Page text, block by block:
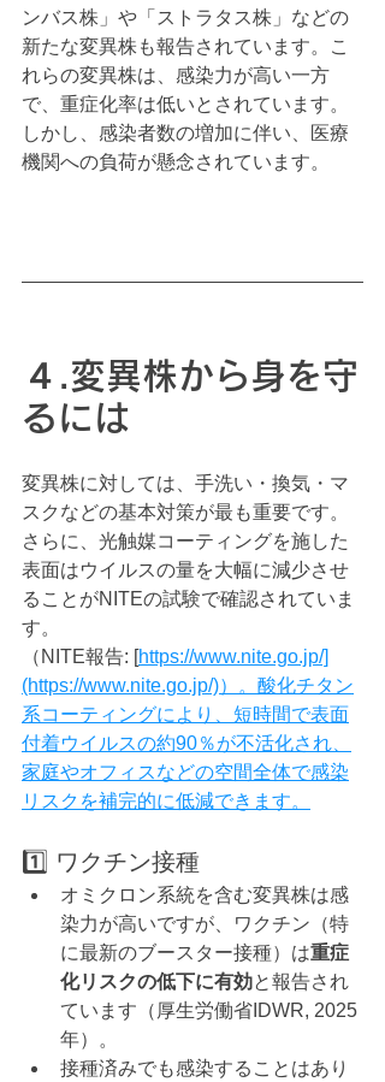
ンバス株」や「ストラタス株」などの
新たな変異株も報告されています。こ
れらの変異株は、感染力が高い一方
で、重症化率は低いとされています。
しかし、感染者数の増加に伴い、医療
機関への負荷が懸念されています。
４.変異株から身を守
るには
変異株に対しては、手洗い・換気・マ
スクなどの基本対策が最も重要です。
さらに、光触媒コーティングを施した
表面はウイルスの量を大幅に減少させ
ることがNITEの試験で確認されていま
す。
（NITE報告: [https://www.nite.go.jp/]
(https://www.nite.go.jp/)）。酸化チタン
系コーティングにより、短時間で表面
付着ウイルスの約90％が不活化され、
家庭やオフィスなどの空間全体で感染
リスクを補完的に低減できます。
1️⃣ ワクチン接種
オミクロン系統を含む変異株は感
染力が高いですが、ワクチン（特
に最新のブースター接種）は重症
化リスクの低下に有効と報告され
ています（厚生労働省IDWR, 2025
年）。
接種済みでも感染することはあり